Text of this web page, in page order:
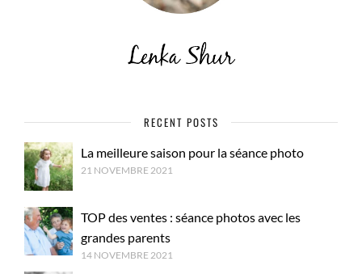
RECENT POSTS
La meilleure saison pour la séance photo
21 NOVEMBRE 2021
TOP des ventes : séance photos avec les
grandes parents
14 NOVEMBRE 2021